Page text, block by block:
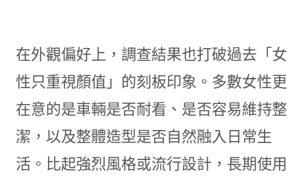
在外觀偏好上，調查結果也打破過去「女
性只重視顏值」的刻板印象。多數女性更
在意的是車輛是否耐看、是否容易維持整
潔，以及整體造型是否自然融入日常生
活。比起強烈風格或流行設計，長期使用